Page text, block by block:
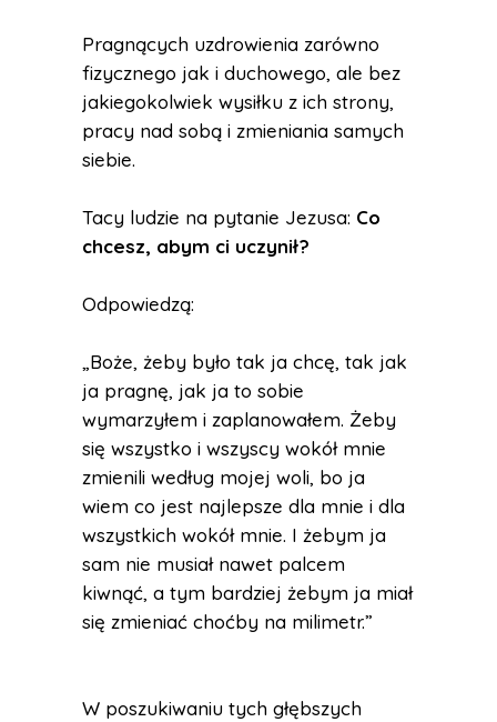
Pragnących uzdrowienia zarówno
fizycznego jak i duchowego, ale bez
jakiegokolwiek wysiłku z ich strony,
pracy nad sobą i zmieniania samych
siebie.
Tacy ludzie na pytanie Jezusa: Co
chcesz, abym ci uczynił?
Odpowiedzą:
„Boże, żeby było tak ja chcę, tak jak
ja pragnę, jak ja to sobie
wymarzyłem i zaplanowałem. Żeby
się wszystko i wszyscy wokół mnie
zmienili według mojej woli, bo ja
wiem co jest najlepsze dla mnie i dla
wszystkich wokół mnie. I żebym ja
sam nie musiał nawet palcem
kiwnąć, a tym bardziej żebym ja miał
się zmieniać choćby na milimetr.”
W poszukiwaniu tych głębszych